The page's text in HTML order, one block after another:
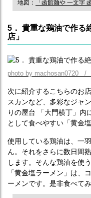
地図： 「函館麺や 一文字
5． 貴重な鶏油で作る
店」
photo by machosan0720 /
次に紹介するこちらのお
スカンなど、多彩なジャ
りの屋台 「大門横丁」内
として食べやすい「黄金
使用している鶏油は、一
ん。それをさらに数日間
します。そんな鶏油を使
「黄金塩ラーメン」は、
ーメンです。是非食べて